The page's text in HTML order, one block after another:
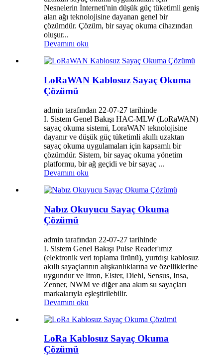
Nesnelerin İnterneti'nin düşük güç tüketimli geniş
alan ağı teknolojisine dayanan genel bir
çözümdür. Çözüm, bir sayaç okuma cihazından
oluşur...
Devamını oku
LoRaWAN Kablosuz Sayaç Okuma
Çözümü
admin tarafından 22-07-27 tarihinde
I. Sistem Genel Bakışı HAC-MLW (LoRaWAN)
sayaç okuma sistemi, LoraWAN teknolojisine
dayanır ve düşük güç tüketimli akıllı uzaktan
sayaç okuma uygulamaları için kapsamlı bir
çözümdür. Sistem, bir sayaç okuma yönetim
platformu, bir ağ geçidi ve bir sayaç ...
Devamını oku
Nabız Okuyucu Sayaç Okuma
Çözümü
admin tarafından 22-07-27 tarihinde
I. Sistem Genel Bakışı Pulse Reader'ımız
(elektronik veri toplama ürünü), yurtdışı kablosuz
akıllı sayaçlarının alışkanlıklarına ve özelliklerine
uygundur ve Itron, Elster, Diehl, Sensus, Insa,
Zenner, NWM ve diğer ana akım su sayaçları
markalarıyla eşleştirilebilir.
Devamını oku
LoRa Kablosuz Sayaç Okuma
Çözümü